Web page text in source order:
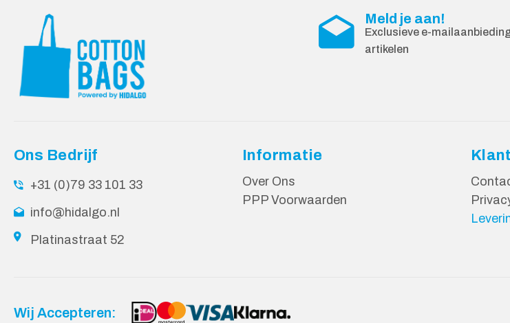
Meld je aan!
Exclusieve e-
artikelen
Ons Bedrijf
+31 (0)79 33 101 33
info@hidalgo.nl
Platinastraat 52
Informatie
Over Ons
PPP Voorwaarden
Wij Accepteren: